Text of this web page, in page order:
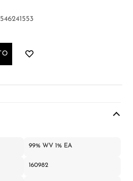
99% WV 1% EA
160982